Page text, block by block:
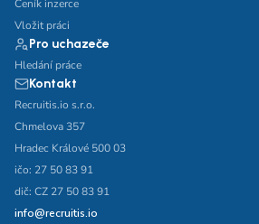
Ceník inzerce
Vložit práci
Pro uchazeče
Hledání práce
Kontakt
Recruitis.io s.r.o.
Chmelova 357
Hradec Králové 500 03
ičo: 27 50 83 91
dič: CZ 27 50 83 91
info@recruitis.io